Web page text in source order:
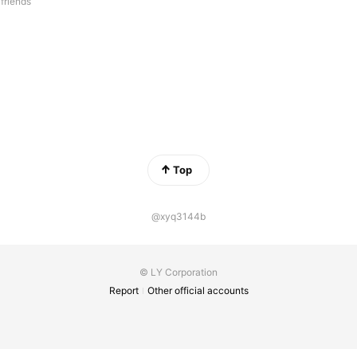
Top
@xyq3144b
© LY Corporation
Report
Other official accounts